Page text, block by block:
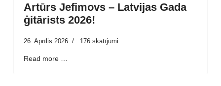
Artūrs Jefimovs – Latvijas Gada
ģitārists 2026!
26. Aprīlis 2026 176 skatījumi
Read more …